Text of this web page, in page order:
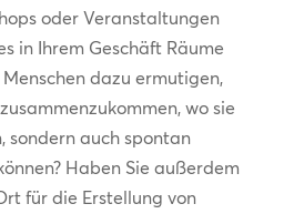
oder Veranstaltungen
in Ihrem Geschäft Räume
dazu ermutigen,
wo sie
sondern auch spontan
Haben Sie außerdem
für die Erstellung von